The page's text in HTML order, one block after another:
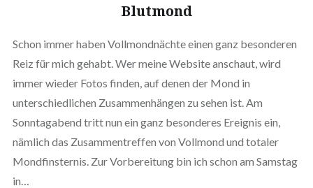
Blutmond
Schon immer haben Vollmondnächte einen ganz besonderen
Reiz für mich gehabt. Wer meine Website anschaut, wird
immer wieder Fotos finden, auf denen der Mond in
unterschiedlichen Zusammenhängen zu sehen ist. Am
Sonntagabend tritt nun ein ganz besonderes Ereignis ein,
nämlich das Zusammentreffen von Vollmond und totaler
Mondfinsternis. Zur Vorbereitung bin ich schon am Samstag
in…